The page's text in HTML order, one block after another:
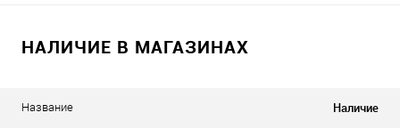
НАЛИЧИЕ В МАГАЗИНАХ
Название Наличие